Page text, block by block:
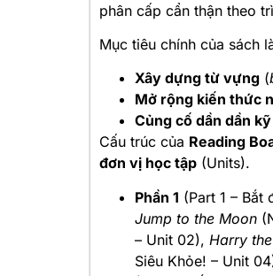
phân cấp cẩn thận theo
Mục tiêu chính của sách
Xây dựng từ vựng (
Mở rộng kiến thức
Củng cố dần dần
Cấu trúc của Reading
đơn vị học tập (Units).
Phần 1 (Part 1 – Bắt
Jump to the Moon
– Unit 02), Harry
Siêu Khỏe! – Unit